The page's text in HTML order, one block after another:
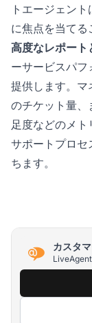
トエージェン
に焦点を当てる
高度なレポート
ーサービスパ
提供します。マ
のチケット量、
足度などのメ
サポートプロセ
ちます。
カスタ
LiveAgent